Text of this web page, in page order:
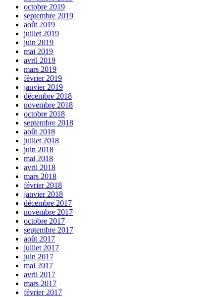
octobre 2019
septembre 2019
août 2019
juillet 2019
juin 2019
mai 2019
avril 2019
mars 2019
février 2019
janvier 2019
décembre 2018
novembre 2018
octobre 2018
septembre 2018
août 2018
juillet 2018
juin 2018
mai 2018
avril 2018
mars 2018
février 2018
janvier 2018
décembre 2017
novembre 2017
octobre 2017
septembre 2017
août 2017
juillet 2017
juin 2017
mai 2017
avril 2017
mars 2017
février 2017